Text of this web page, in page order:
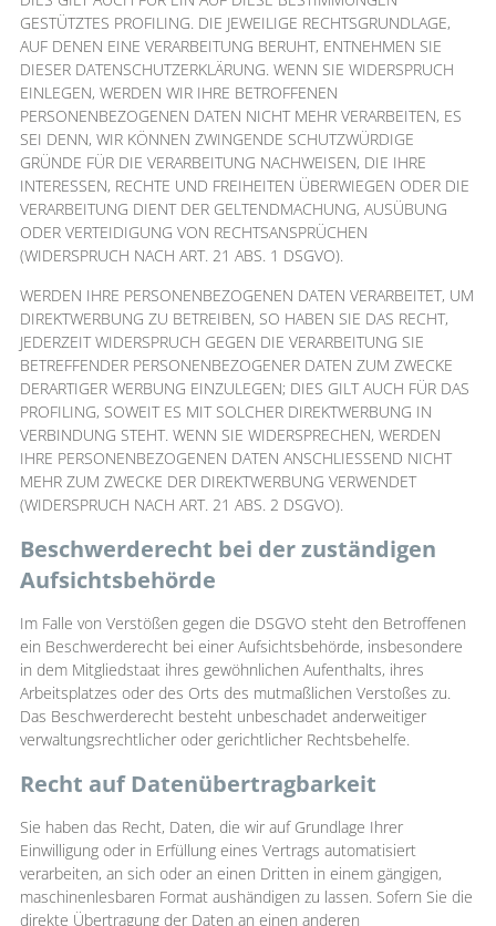
GESTÜTZTES PROFILING. DIE JEWEILIGE RECHTSGRUNDLAGE,
AUF DENEN EINE VERARBEITUNG BERUHT, ENTNEHMEN SIE
DIESER DATENSCHUTZERKLÄRUNG. WENN SIE WIDERSPRUCH
EINLEGEN, WERDEN WIR IHRE BETROFFENEN
PERSONENBEZOGENEN DATEN NICHT MEHR VERARBEITEN, ES
SEI DENN, WIR KÖNNEN ZWINGENDE SCHUTZWÜRDIGE
GRÜNDE FÜR DIE VERARBEITUNG NACHWEISEN, DIE IHRE
INTERESSEN, RECHTE UND FREIHEITEN ÜBERWIEGEN ODER DIE
VERARBEITUNG DIENT DER GELTENDMACHUNG, AUSÜBUNG
ODER VERTEIDIGUNG VON RECHTSANSPRÜCHEN
(WIDERSPRUCH NACH ART. 21 ABS. 1 DSGVO).
WERDEN IHRE PERSONENBEZOGENEN DATEN VERARBEITET, UM
DIREKTWERBUNG ZU BETREIBEN, SO HABEN SIE DAS RECHT,
JEDERZEIT WIDERSPRUCH GEGEN DIE VERARBEITUNG SIE
BETREFFENDER PERSONENBEZOGENER DATEN ZUM ZWECKE
DERARTIGER WERBUNG EINZULEGEN; DIES GILT AUCH FÜR DAS
PROFILING, SOWEIT ES MIT SOLCHER DIREKTWERBUNG IN
VERBINDUNG STEHT. WENN SIE WIDERSPRECHEN, WERDEN
IHRE PERSONENBEZOGENEN DATEN ANSCHLIESSEND NICHT
MEHR ZUM ZWECKE DER DIREKTWERBUNG VERWENDET
(WIDERSPRUCH NACH ART. 21 ABS. 2 DSGVO).
Beschwerderecht bei der zuständigen
Aufsichtsbehörde
Im Falle von Verstößen gegen die DSGVO steht den Betroffenen
ein Beschwerderecht bei einer Aufsichtsbehörde, insbesondere
in dem Mitgliedstaat ihres gewöhnlichen Aufenthalts, ihres
Arbeitsplatzes oder des Orts des mutmaßlichen Verstoßes zu.
Das Beschwerderecht besteht unbeschadet anderweitiger
verwaltungsrechtlicher oder gerichtlicher Rechtsbehelfe.
Recht auf Datenübertragbarkeit
Sie haben das Recht, Daten, die wir auf Grundlage Ihrer
Einwilligung oder in Erfüllung eines Vertrags automatisiert
verarbeiten, an sich oder an einen Dritten in einem gängigen,
maschinenlesbaren Format aushändigen zu lassen. Sofern Sie die
direkte Übertragung der Daten an einen anderen